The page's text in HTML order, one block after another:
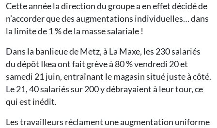
Cette année la direction du groupe a en effet décidé de
n’accorder que des augmentations individuelles… dans
la limite de 1 % de la masse salariale !
Dans la banlieue de Metz, à La Maxe, les 230 salariés
du dépôt Ikea ont fait grève à 80 % vendredi 20 et
samedi 21 juin, entraînant le magasin situé juste à côté.
Le 21, 40 salariés sur 200 y débrayaient à leur tour, ce
qui est inédit.
Les travailleurs réclament une augmentation uniforme